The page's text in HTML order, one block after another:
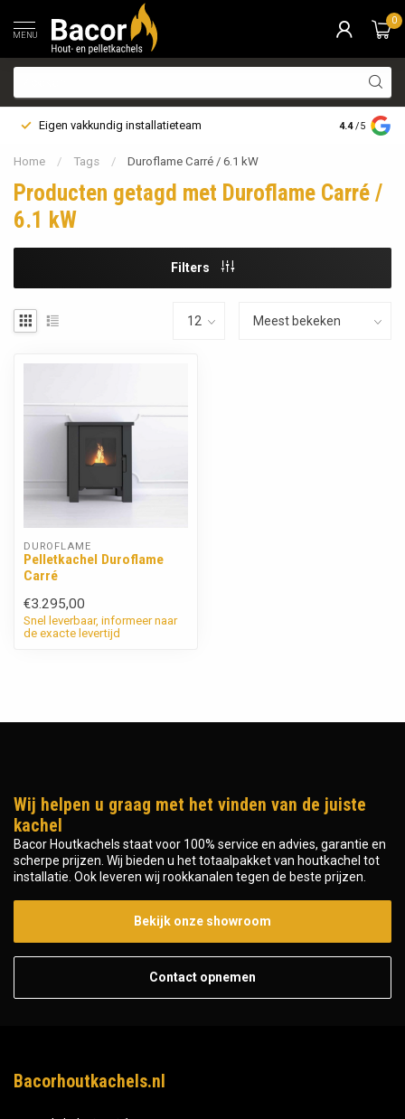
MENU
0
Eigen vakkundig installatieteam Bezorging
4.4 /5
Home / Tags / Duroflame Carré / 6.1 kW
Producten getagd met Duroflame Carré /
6.1 kW
Filters
DUROFLAME
Pelletkachel Duroflame
Carré
€3.295,00
Snel leverbaar, informeer naar
de exacte levertijd
Wij helpen u graag met het vinden van de juiste
kachel
Bacor Houtkachels staat voor 100% service en advies, garantie en
scherpe prijzen. Wij bieden u het totaalpakket van houtkachel tot
installatie. Ook leveren wij rookkanalen tegen de beste prijzen.
Bekijk onze showroom
Contact opnemen
Bacorhoutkachels.nl